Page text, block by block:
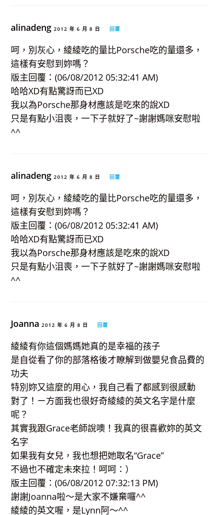
alinadeng2012 年 6 月 8 日 回覆
呵，別灰心，綾綾吃的量比Porsche吃的量還多，
這樣有安慰到妳嗎？
版主回覆：(06/08/2012 05:32:41 AM)
哈哈XD有點驚訝而已XD
我以為Porsche那身材應該是吃來的說XD
只是有點小沮喪，一下子就好了~謝謝媽咪安慰啦
^^
alinadeng2012 年 6 月 8 日 回覆
呵，別灰心，綾綾吃的量比Porsche吃的量還多，
這樣有安慰到妳嗎？
版主回覆：(06/08/2012 05:32:41 AM)
哈哈XD有點驚訝而已XD
我以為Porsche那身材應該是吃來的說XD
只是有點小沮喪，一下子就好了~謝謝媽咪安慰啦
^^
Joanna2012 年 6 月 8 日 回覆
綾綾有你這個媽媽她真的是幸福的孩子
是自從看了你的部落格後才瞭解到做嬰兒食品費的
功夫
特別妳又這麼的用心，我自己看了都感到很感動
對了！ㄧ方面我也很好奇綾綾的英文名字是什麼
呢？
其實我跟Grace老師說噢！我真的很喜歡妳的英文
名字
如果我有女兒，我也想把她取名“Grace”
不過也不確定未來拉！呵呵：）
版主回覆：(06/08/2012 07:32:13 PM)
謝謝Joanna啦～是大家不嫌棄囉^^
綾綾的英文喔，是Lynn阿～^^